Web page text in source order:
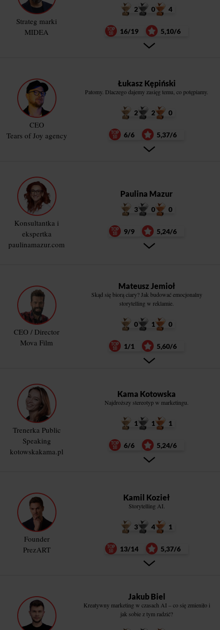
Strateg marki
MIDEA
2 0 4
16/19 5,10/6
CEO
Tears of Joy agency
Łukasz Kępiński
Patomy. Dlaczego dajemy zasięg temu, co potępiamy.
2 2 0
6/6 5,37/6
Konsultantka i
ekspertka
paulinamazur.com
Paulina Mazur
3 0 0
9/9 5,24/6
CEO / Director
Mova Film
Mateusz Jemioł
Skąd się biorą ciary? Jak budować emocjonalny
storytelling w reklamie.
0 1 0
1/1 5,60/6
Trenerka Public
Speaking
kotowskakama.pl
Kama Kotowska
Najdroższy stereotyp w marketingu.
1 1 1
6/6 5,24/6
Founder
PrezART
Kamil Kozieł
Storytelling AI.
3 4 1
13/14 5,37/6
Jakub Biel
Kreatywny marketing w czasach AI – co się zmieniło i
jak sobie z tym radzić?